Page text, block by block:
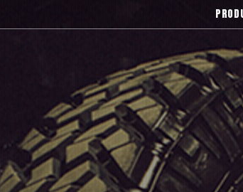
サンティ),Wrest(ヴァレスト)